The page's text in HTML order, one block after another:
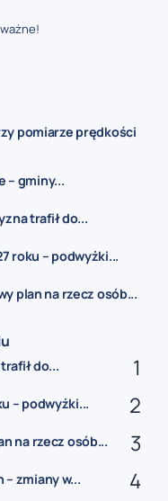
pomiarze prędkości
– gminy...
trafił do...
roku – podwyżki...
plan na rzecz osób...
do...
– podwyżki...
na rzecz osób...
zmiany w...